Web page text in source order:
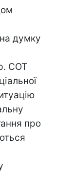
думку
СОТ
про